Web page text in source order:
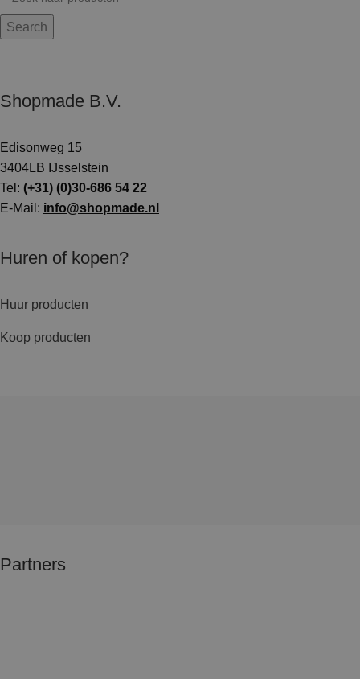
Search
Shopmade B.V.
Edisonweg 15
3404LB IJsselstein
Tel: (+31) (0)30-686 54 22
E-Mail: info@shopmade.nl
Huren of kopen?
Huur producten
Koop producten
Partners